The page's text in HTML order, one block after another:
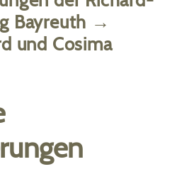
Bayreuth →
und Cosima